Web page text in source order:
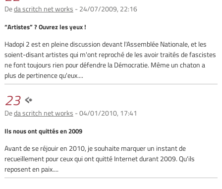
Deda scritch net works - 24/07/2009, 22:16
“Artistes” ? Ouvrez les yeux !
Hadopi 2 est en pleine discussion devant l'Assemblée Nationale, et les
soient-disant artistes qui m'ont reproché de les avoir traités de fascistes
ne font toujours rien pour défendre la Démocratie. Même un chaton a
plus de pertinence qu'eux....
23
Deda scritch net works - 04/01/2010, 17:41
Ils nous ont quittés en 2009
Avant de se réjouir en 2010, je souhaite marquer un instant de
recueillement pour ceux qui ont quitté Internet durant 2009. Qu'ils
reposent en paix....